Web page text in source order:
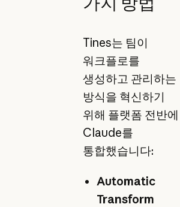
Tines는 팀이
워크플로를
생성하고 관리하는
방식을 혁신하기
위해 플랫폼 전반에
Claude를
통합했습니다:
Automatic
Transform